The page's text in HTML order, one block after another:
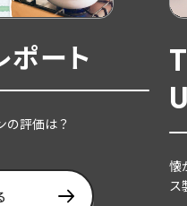
ート
の評価は？
懐
ス